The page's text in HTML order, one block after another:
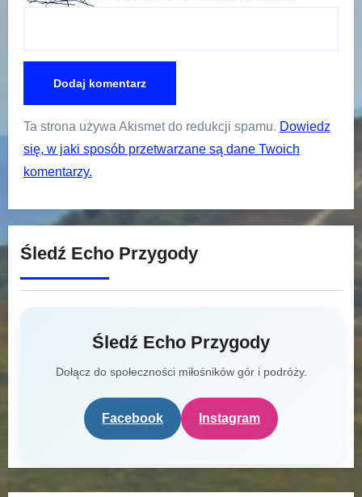
Ta strona używa Akismet do redukcji spamu. Dowiedz
się, w jaki sposób przetwarzane są dane Twoich
komentarzy.
Śledź Echo Przygody
Śledź Echo Przygody
Dołącz do społeczności miłośników gór i podróży.
Facebook Instagram